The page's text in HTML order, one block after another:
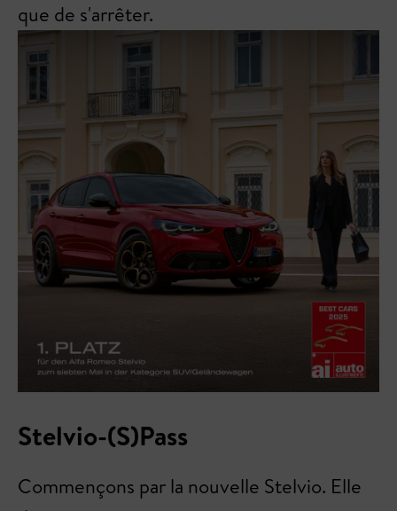
que de s'arrêter.
Stelvio-(S)Pass
Commençons par la nouvelle Stelvio. Elle